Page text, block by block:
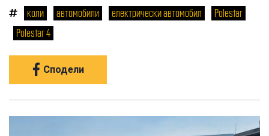
коли автомобили електрически автомобил
Polestar
Polestar 4
Сподели